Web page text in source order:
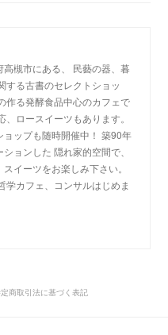
槻市にある、 民藝の器、暮
する古書のセレクトショッ
作る発酵食品中心のカフェで
ロースイーツもあります。
ョップも随時開催中！ 築90年
ョンした 隠れ家的空間で、
イーツをお楽しみ下さい。
学カフェ、コンサルはじめま
商取引法に基づく表記